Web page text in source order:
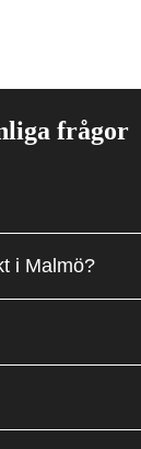
frågor
i Malmö?